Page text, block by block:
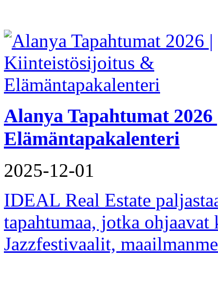
Alanya Tapahtumat
Elämäntapakalenteri
2025-12-01
IDEAL Real Estate
tapahtumaa, jotka
Jazzfestivaalit,